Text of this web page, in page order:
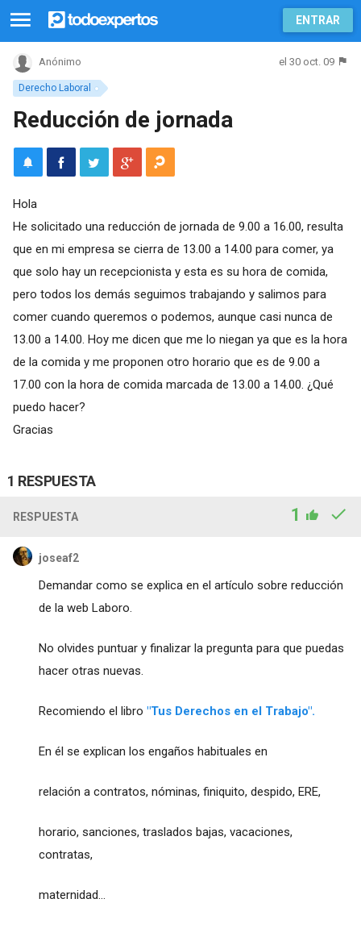
ENTRAR
Derecho Laboral
Anónimo el 30 oct. 09
Reducción de jornada
Hola
He solicitado una reducción de jornada de 9.00 a 16.00, resulta
que en mi empresa se cierra de 13.00 a 14.00 para comer, ya
que solo hay un recepcionista y esta es su hora de comida,
pero todos los demás seguimos trabajando y salimos para
comer cuando queremos o podemos, aunque casi nunca de
13.00 a 14.00. Hoy me dicen que me lo niegan ya que es la hora
de la comida y me proponen otro horario que es de 9.00 a
17.00 con la hora de comida marcada de 13.00 a 14.00. ¿Qué
puedo hacer?
Gracias
1 RESPUESTA
RESPUESTA 1
joseaf2
Demandar como se explica en el artículo sobre reducción
de la web Laboro.
No olvides puntuar y finalizar la pregunta para que puedas
hacer otras nuevas.
Recomiendo el libro "Tus Derechos en el Trabajo".
En él se explican los engaños habituales en
relación a contratos, nóminas, finiquito, despido, ERE,
horario, sanciones, traslados bajas, vacaciones,
contratas,
maternidad...